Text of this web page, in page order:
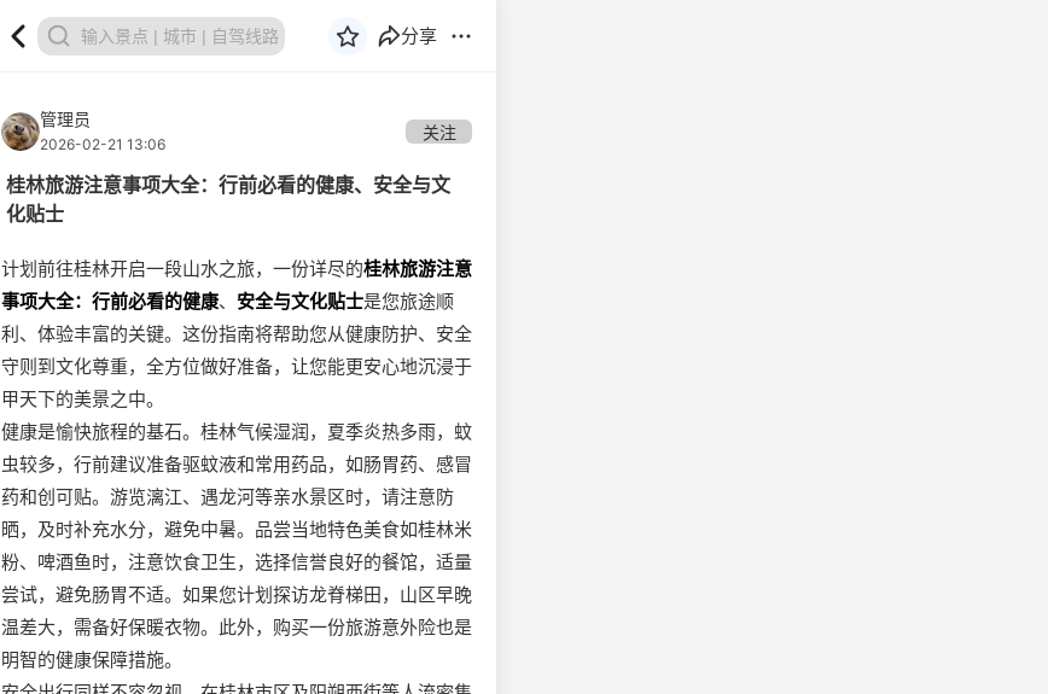
分享
管理员
2026-02-21 13:06
关注
桂林旅游注意事项大全：行前必看的健康、安全与文
化贴士
计划前往桂林开启一段山水之旅，一份详尽的桂林旅游注意
事项大全：行前必看的健康、 安全与文化贴士是您旅途顺
利、体验丰富的关键。这份指南将帮助您从健康防护、安全
守则到文化尊重，全方位做好准备，让您能更安心地沉浸于
甲天下的美景之中。
健康是愉快旅程的基石。桂林气候湿润，夏季炎热多雨，蚊
虫较多，行前建议准备驱蚊液和常用药品，如肠胃药、感冒
药和创可贴。游览漓江、遇龙河等亲水景区时，请注意防
晒，及时补充水分，避免中暑。品尝当地特色美食如桂林米
粉、啤酒鱼时，注意饮食卫生，选择信誉良好的餐馆，适量
尝试，避免肠胃不适。如果您计划探访龙脊梯田，山区早晚
温差大，需备好保暖衣物。此外，购买一份旅游意外险也是
明智的健康保障措施。